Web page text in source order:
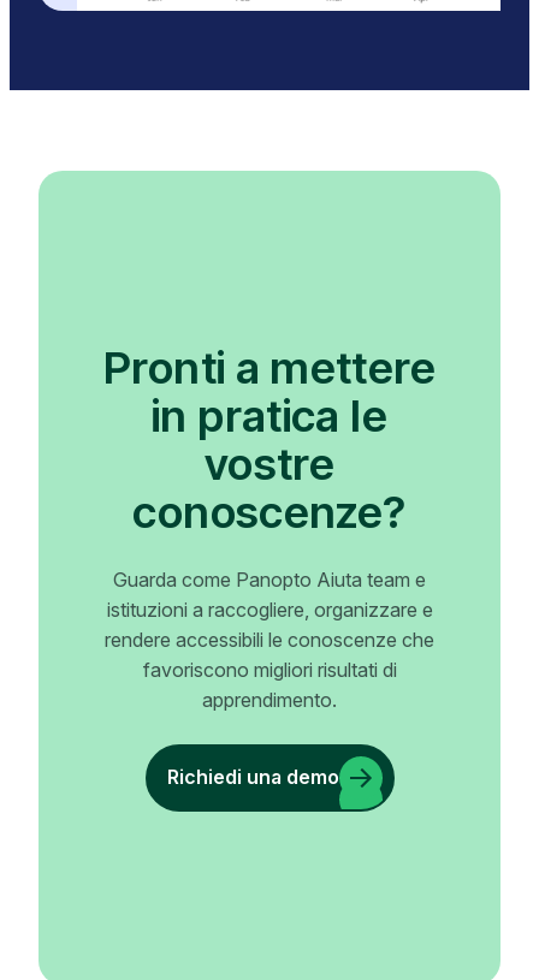
Pronti a mettere
in pratica le
vostre
conoscenze?
Guarda come Panopto Aiuta team e
istituzioni a raccogliere, organizzare e
rendere accessibili le conoscenze che
favoriscono migliori risultati di
apprendimento.
Richiedi una demo